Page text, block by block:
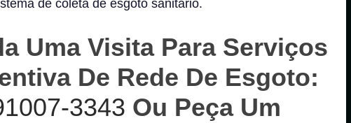
de coleta de esgoto sanitário.
Uma Visita Para Serviços
De Rede De Esgoto:
3343 Ou Peça Um